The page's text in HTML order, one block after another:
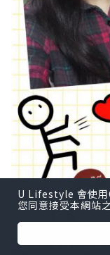
U Lifestyle 會使用
您同意接受本網站